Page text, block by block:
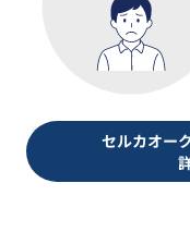
セルカオー